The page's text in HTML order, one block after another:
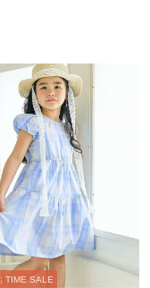
| TIME SALE